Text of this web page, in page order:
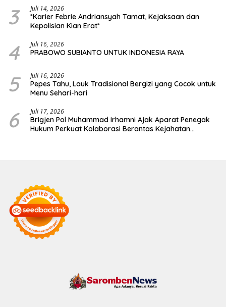
3 Juli 14, 2026
*Karier Febrie Andriansyah Tamat, Kejaksaan dan
Kepolisian Kian Erat*
4 Juli 16, 2026
PRABOWO SUBIANTO UNTUK INDONESIA RAYA
5 Juli 16, 2026
Pepes Tahu, Lauk Tradisional Bergizi yang Cocok untuk
Menu Sehari-hari
6 Juli 17, 2026
Brigjen Pol Muhammad Irhamni Ajak Aparat Penegak
Hukum Perkuat Kolaborasi Berantas Kejahatan